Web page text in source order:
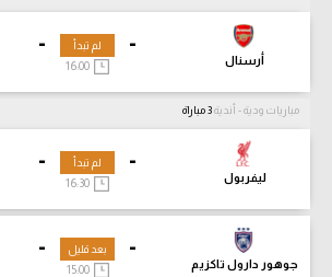
-
أرسنال
- لم تبدأ
مباريات ودية - أندية
-
ليفربول
- لم تبدأ
-
جوهور دارول تاكزيم
- بعد قليل
15:00